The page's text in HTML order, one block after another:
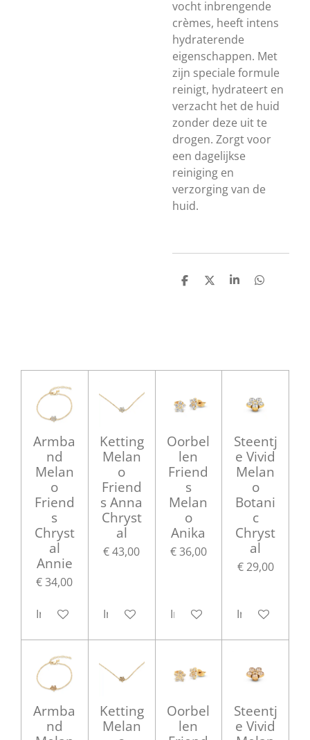
vocht inbrengende
crèmes, heeft intens
hydraterende
eigenschappen. Met
zijn speciale formule
reinigt, hydrateert en
verzacht het de huid
zonder deze uit te
drogen. Zorgt voor
een dagelijkse
reiniging en
verzorging van de
huid.
D
D
S
D
Armba
nd
Melan
o
Friend
s
Chryst
al
Annie
€ 34,00
In winkelwagen
Ketting
Melan
o
Friend
s Anna
Chryst
al
€ 43,00
In winkelwagen
Oorbel
len
Friend
s
Melan
o
Anika
€ 36,00
In winkelwagen
Steentj
e Vivid
Melan
o
Botani
c
Chryst
al
€ 29,00
In
Armba
nd
Ketting
Melan
Oorbel
len
Steentj
e Vivid